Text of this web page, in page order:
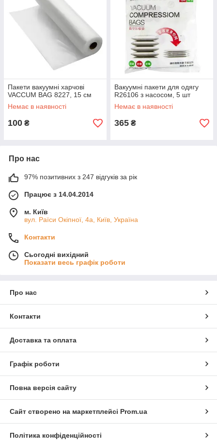
Пакети вакуумні харчові
VACCUM BAG 8227, 15 см
Немає в наявності
100 ₴
Вакуумні пакети для одягу
R26106 з насосом, 5 шт
Немає в наявності
365 ₴
Про нас
97% позитивних з 247 відгуків за рік
Працює з 14.04.2014
м. Київ
вул. Раїси Окіпної, 4а, Київ, Україна
Контакти
Сьогодні вихідний
Показати весь графік роботи
Про нас
Контакти
Доставка та оплата
Графік роботи
Повна версія сайту
Сайт створено на маркетплейсі Prom.ua
Політика конфіденційності